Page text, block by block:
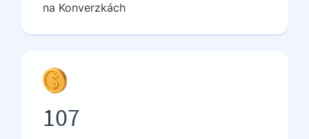
na Konverzkách
107